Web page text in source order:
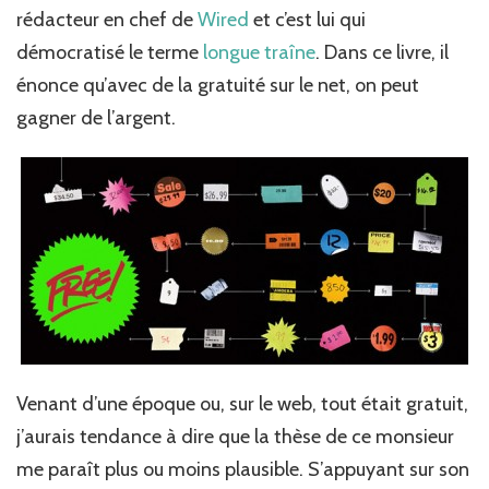
rédacteur en chef deWired et c’est lui qui
démocratisé le terme longue traîne. Dans ce livre, il
énonce qu’avec de la gratuité sur le net, on peut
gagner de l’argent.
Venant d’une époque ou, sur le web, tout était gratuit,
j’aurais tendance à dire que la thèse de ce monsieur
me paraît plus ou moins plausible. S’appuyant sur son